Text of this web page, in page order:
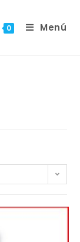
0 Menú